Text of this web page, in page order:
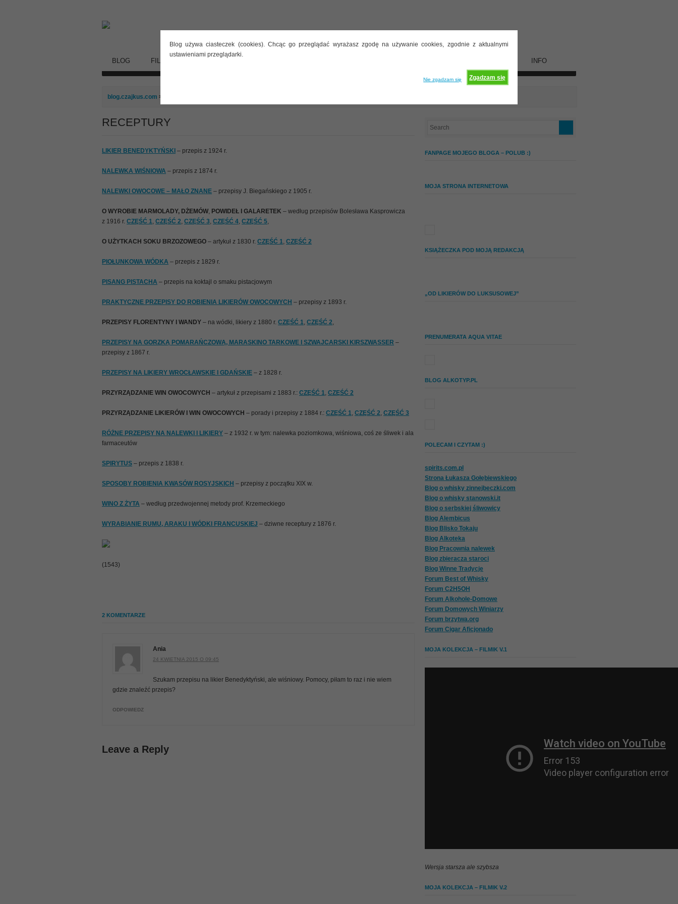
Blog używa ciasteczek (cookies). Chcąc go przeglądać wyrażasz zgodę na używanie cookies, zgodnie z aktualnymi
ustawieniami przeglądarki.
Zgadzam się
Nie zgadzam się
BLOG FILMY INFO
blog.czajkus.com > RECEPTURY
RECEPTURY
LIKIER BENEDYKTYŃSKI – przepis z 1924 r.
NALEWKA WIŚNIOWA – przepis z 1874 r.
NALEWKI OWOCOWE – MAŁO ZNANE – przepisy J. Biegańskiego z 1905 r.
O WYROBIE MARMOLADY, DŻEMÓW, POWIDEŁ I GALARETEK – według przepisów Bolesława Kasprowicza
z 1916 r. CZĘŚĆ 1, CZĘŚĆ 2, CZĘŚĆ 3, CZĘŚĆ 4, CZĘŚĆ 5,
O UŻYTKACH SOKU BRZOZOWEGO – artykuł z 1830 r. CZĘŚĆ 1, CZĘŚĆ 2
PIOŁUNKOWA WÓDKA – przepis z 1829 r.
PISANG PISTACHA – przepis na koktajl o smaku pistacjowym
PRAKTYCZNE PRZEPISY DO ROBIENIA LIKIERÓW OWOCOWYCH – przepisy z 1893 r.
PRZEPISY FLORENTYNY I WANDY – na wódki, likiery z 1880 r. CZĘŚĆ 1, CZĘŚĆ 2,
PRZEPISY NA GORZKĄ POMARAŃCZOWĄ, MARASKINO TARKOWE I SZWAJCARSKI KIRSZWASSER –
przepisy z 1867 r.
PRZEPISY NA LIKIERY WROCŁAWSKIE I GDAŃSKIE – z 1828 r.
PRZYRZĄDZANIE WIN OWOCOWYCH – artykuł z przepisami z 1883 r.: CZĘŚĆ 1, CZĘŚĆ 2
PRZYRZĄDZANIE LIKIERÓW I WIN OWOCOWYCH – porady i przepisy z 1884 r.: CZĘŚĆ 1, CZĘŚĆ 2, CZĘŚĆ 3
RÓŻNE PRZEPISY NA NALEWKI I LIKIERY – z 1932 r. w tym: nalewka poziomkowa, wiśniowa, coś ze śliwek i ala
farmaceutów
SPIRYTUS – przepis z 1838 r.
SPOSOBY ROBIENIA KWASÓW ROSYJSKICH – przepisy z początku XIX w.
WINO Z ŻYTA – według przedwojennej metody prof. Krzemeckiego
WYRABIANIE RUMU, ARAKU I WÓDKI FRANCUSKIEJ – dziwne receptury z 1876 r.
(1543)
2 KOMENTARZE
Ania
24 KWIETNIA 2015 O 09:45
Szukam przepisu na likier Benedyktyński, ale wiśniowy. Pomocy, piłam to raz i nie wiem
gdzie znaleźć przepis?
ODPOWIEDZ
Leave a Reply
FANPAGE MOJEGO BLOGA – POLUB :)
MOJA STRONA INTERNETOWA
KSIĄŻECZKA POD MOJĄ REDAKCJĄ
„OD LIKIERÓW DO LUKSUSOWEJ”
PRENUMERATA AQUA VITAE
BLOG ALKOTYP.PL
POLECAM I CZYTAM :)
spirits.com.pl
Strona Łukasza Gołębiewskiego
Blog o whisky zinnejbeczki.com
Blog o whisky stanowski.it
Blog o serbskiej śliwowicy
Blog Alembicus
Blog Blisko Tokaju
Blog Alkoteka
Blog Pracownia nalewek
Blog zbieracza staroci
Blog Winne Tradycje
Forum Best of Whisky
Forum C2H5OH
Forum Alkohole-Domowe
Forum Domowych Winiarzy
Forum brzytwa.org
Forum Cigar Aficjonado
MOJA KOLEKCJA – FILMIK V.1
Wersja starsza ale szybsza
MOJA KOLEKCJA – FILMIK V.2